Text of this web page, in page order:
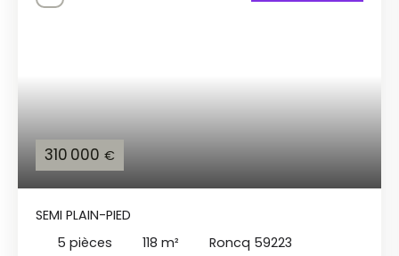
310 000 €
SEMI PLAIN-PIED
5 pièces 118 m² Roncq 59223